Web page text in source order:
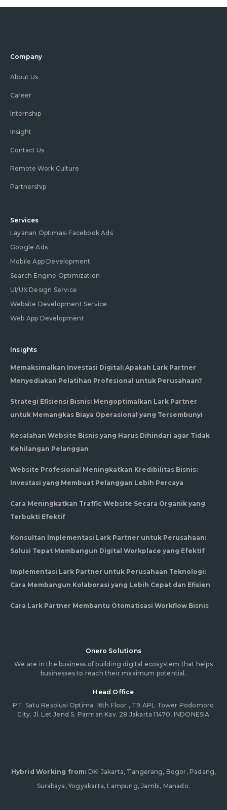
Company
About Us
Career
Internship
Insight
Contact Us
Remote Work Culture
Partnership
Services
Layanan Optimasi Facebook Ads
Google Ads
Mobile App Development
Search Engine Optimization
UI/UX Design Service
Website Development Service
Web App Development
Insights
Memaksimalkan Investasi Digital: Apakah Lark Partner
Menyediakan Pelatihan Profesional untuk Perusahaan?
Strategi Efisiensi Bisnis: Mengoptimalkan Lark Partner
untuk Memangkas Biaya Operasional yang Tersembunyi
Kesalahan Website Bisnis yang Harus Dihindari agar Tidak
Kehilangan Pelanggan
Website Profesional Meningkatkan Kredibilitas Bisnis:
Investasi yang Membuat Pelanggan Lebih Percaya
Cara Meningkatkan Traffic Website Secara Organik yang
Terbukti Efektif
Konsultan Implementasi Lark Partner untuk Perusahaan:
Solusi Tepat Membangun Digital Workplace yang Efektif
Implementasi Lark Partner untuk Perusahaan Teknologi:
Cara Membangun Kolaborasi yang Lebih Cepat dan Efisien
Cara Lark Partner Membantu Otomatisasi Workflow Bisnis
Onero Solutions
We are in the business of building digital ecosystem that helps
businesses to reach their maximum potential.
Head Office
PT. Satu Resolusi Optima 16th Floor , T9 APL Tower Podomoro
City. Jl. Let Jend S. Parman Kav. 28 Jakarta 11470, INDONESIA
Hybrid Working from: DKI Jakarta, Tangerang, Bogor, Padang,
Surabaya, Yogyakarta, Lampung, Jambi, Manado.